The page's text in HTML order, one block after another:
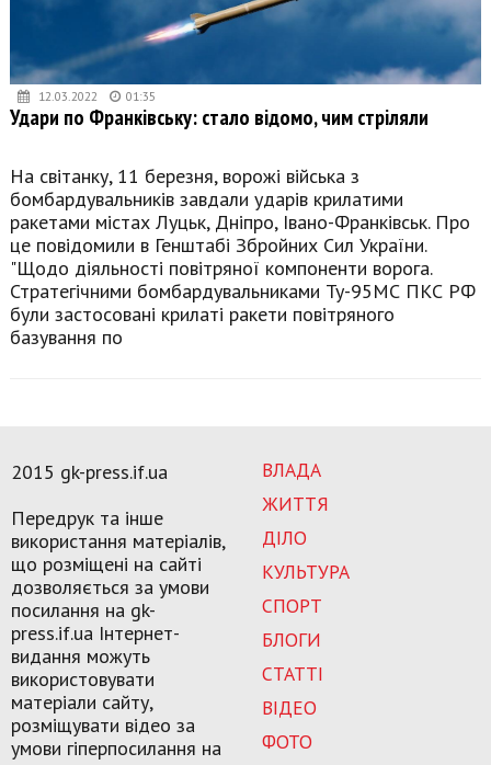
12.03.2022 01:35
Удари по Франківську: стало відомо, чим стріляли
На світанку, 11 березня, ворожі війська з
бомбардувальників завдали ударів крилатими
ракетами містах Луцьк, Дніпро, Івано-Франківськ. Про
це повідомили в Генштабі Збройних Сил України.
"Щодо діяльності повітряної компоненти ворога.
Стратегічними бомбардувальниками Ту-95МС ПКС РФ
були застосовані крилаті ракети повітряного
базування по
ВЛАДА
ЖИТТЯ
ДІЛО
КУЛЬТУРА
СПОРТ
БЛОГИ
СТАТТІ
ВІДЕО
ФОТО
2015 gk-press.if.ua
Передрук та інше
використання матеріалів,
що розміщені на сайті
дозволяється за умови
посилання на gk-
press.if.ua Інтернет-
видання можуть
використовувати
матеріали сайту,
розміщувати відео за
умови гіперпосилання на